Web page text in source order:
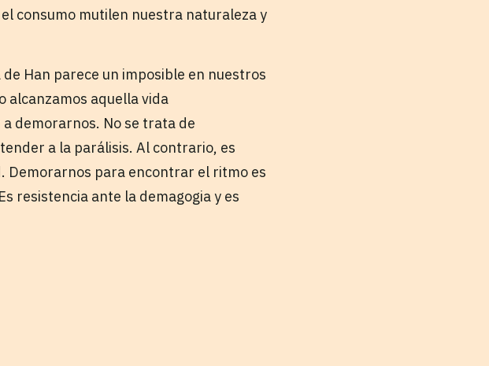
consumo mutilen nuestra naturaleza y
Han parece un imposible en nuestros
alcanzamos aquella vida
demorarnos. No se trata de
a la parálisis. Al contrario, es
Demorarnos para encontrar el ritmo es
resistencia ante la demagogia y es